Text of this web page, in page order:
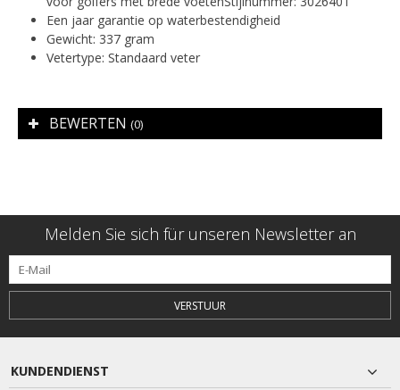
Een jaar garantie op waterbestendigheid
Gewicht: 337 gram
Vetertype: Standaard veter
BEWERTEN (0)
Melden Sie sich für unseren Newsletter an
VERSTUUR
KUNDENDIENST